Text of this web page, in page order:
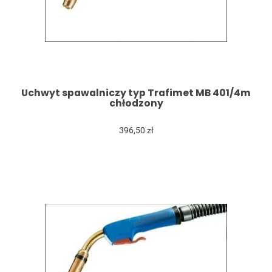
Uchwyt spawalniczy typ Trafimet MB 401/4m
chłodzony
396,50 zł